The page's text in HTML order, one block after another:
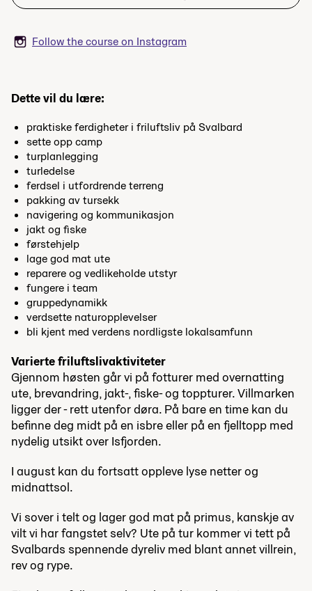
Follow the course on Instagram
Dette vil du lære:
praktiske ferdigheter i friluftsliv på Svalbard
sette opp camp
turplanlegging
turledelse
ferdsel i utfordrende terreng
pakking av tursekk
navigering og kommunikasjon
jakt og fiske
førstehjelp
lage god mat ute
reparere og vedlikeholde utstyr
fungere i team
gruppedynamikk
verdsette naturopplevelser
bli kjent med verdens nordligste lokalsamfunn
Varierte friluftslivaktiviteter
Gjennom høsten går vi på fotturer med overnatting
ute, brevandring, jakt-, fiske- og toppturer. Villmarken
ligger der - rett utenfor døra. På bare en time kan du
befinne deg midt på en isbre eller på en fjelltopp med
nydelig utsikt over Isfjorden.
I august kan du fortsatt oppleve lyse netter og
midnattsol.
Vi sover i telt og lager god mat på primus, kanskje av
vilt vi har fangstet selv? Ute på tur kommer vi tett på
Svalbards spennende dyreliv med blant annet villrein,
rev og rype.